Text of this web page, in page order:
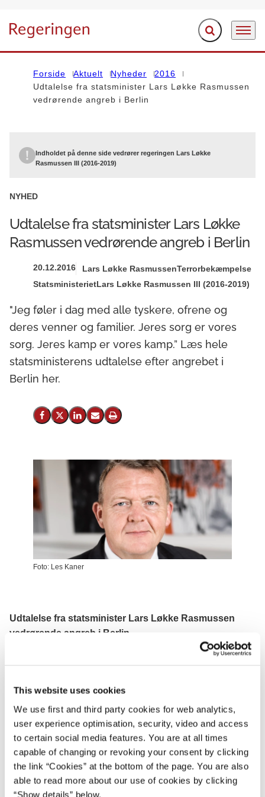
This website uses cookies
We use first and third party cookies for web analytics,
user experience optimisation, security, video and access
to certain social media features. You are at all times
capable of changing or revoking your consent by clicking
the link “Cookies” at the bottom of the page. You are also
able to read more about our use of cookies by clicking
“Show details” below.
Gå til forsiden Fold søgefelt ud
Menu
Forside Aktuelt Nyheder
2016
Udtalelse fra statsminister Lars Løkke Rasmussen
vedrørende angreb i Berlin
Indholdet på denne side vedrører regeringen Lars Løkke
Rasmussen III (2016-2019)
NYHED
Udtalelse fra statsminister Lars Løkke
Rasmussen vedrørende angreb i Berlin
20.12.2016 Lars Løkke RasmussenTerrorbekæmpelse
StatsministerietLars Løkke Rasmussen III (2016-2019)
"Jeg føler i dag med alle tyskere, ofrene og
deres venner og familier. Jeres sorg er vores
sorg. Jeres kamp er vores kamp.” Læs hele
statsministerens udtalelse efter angrebet i
Berlin her.
Del på Facebook
Del på X (Twitter)
Del på LinkedIn
Send email
Print
Foto: Les Kaner
Udtalelse fra statsminister Lars Løkke Rasmussen
vedrørende angreb i Berlin
”I går var vi igen vidne til koldblodig foragt for liv. Alt for
angreb i Berlin.
Forventningsfulde børn med deres forældre og venner
hyggede sig på et helt almindeligt julemarked, da en kold
ugerning pludselig omdannede julestemningen til en
tragedie. Mange liv får nu ikke lov at blive levet, og på
hospitalerne i Berlin ligger uskyldige mennesker og
kæmper for deres liv.